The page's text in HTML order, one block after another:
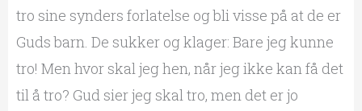
tro sine synders forlatelse og bli visse på at de er
Guds barn. De sukker og klager: Bare jeg kunne
tro! Men hvor skal jeg hen, når jeg ikke kan få det
til å tro? Gud sier jeg skal tro, men det er jo